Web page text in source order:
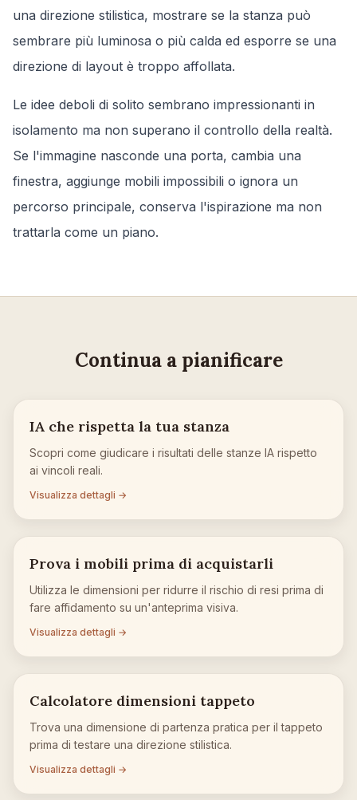
una direzione stilistica, mostrare se la stanza può
sembrare più luminosa o più calda ed esporre se una
direzione di layout è troppo affollata.
Le idee deboli di solito sembrano impressionanti in
isolamento ma non superano il controllo della realtà.
Se l'immagine nasconde una porta, cambia una
finestra, aggiunge mobili impossibili o ignora un
percorso principale, conserva l'ispirazione ma non
trattarla come un piano.
Continua a pianificare
IA che rispetta la tua stanza
Scopri come giudicare i risultati delle stanze IA rispetto
ai vincoli reali.
Visualizza dettagli →
Prova i mobili prima di acquistarli
Utilizza le dimensioni per ridurre il rischio di resi prima di
fare affidamento su un'anteprima visiva.
Visualizza dettagli →
Calcolatore dimensioni tappeto
Trova una dimensione di partenza pratica per il tappeto
prima di testare una direzione stilistica.
Visualizza dettagli →